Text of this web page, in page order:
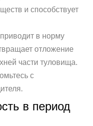
и способствует
в норму
отложение
части туловища.
с
в период